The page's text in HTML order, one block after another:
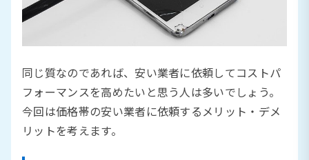
同じ質なのであれば、安い業者に依頼してコストパ
フォーマンスを高めたいと思う人は多いでしょう。
今回は価格帯の安い業者に依頼するメリット・デメ
リットを考えます。